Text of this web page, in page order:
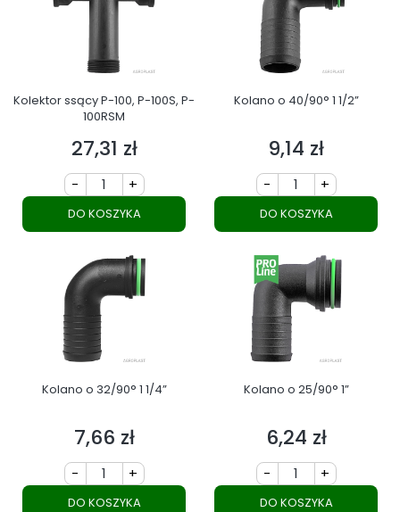
Kolektor ssący P-100, P-100S, P-
100RSM
Cena
27,31 zł
- +
DO KOSZYKA
Kolano o 40/90° 1 1/2”
Cena
9,14 zł
- +
DO KOSZYKA
Kolano o 32/90° 1 1/4”
Cena
7,66 zł
- +
DO KOSZYKA
Kolano o 25/90° 1”
Cena
6,24 zł
- +
DO KOSZYKA